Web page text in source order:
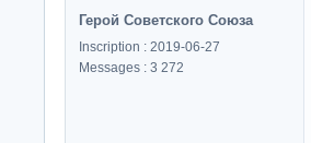
Герой Советского Союза
Inscription : 2019-06-27
Messages : 3 272